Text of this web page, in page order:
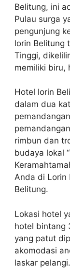
Belitung, ini
Pulau surga
pengunjung
lorin Belitung
Tinggi,
memiliki biru,
Hotel lorin
dalam dua
rimbun dan
budaya lokal
Anda di Lorin
Belitung.
Lokasi hotel
hotel bintang
yang patut
akomodasi
laskar